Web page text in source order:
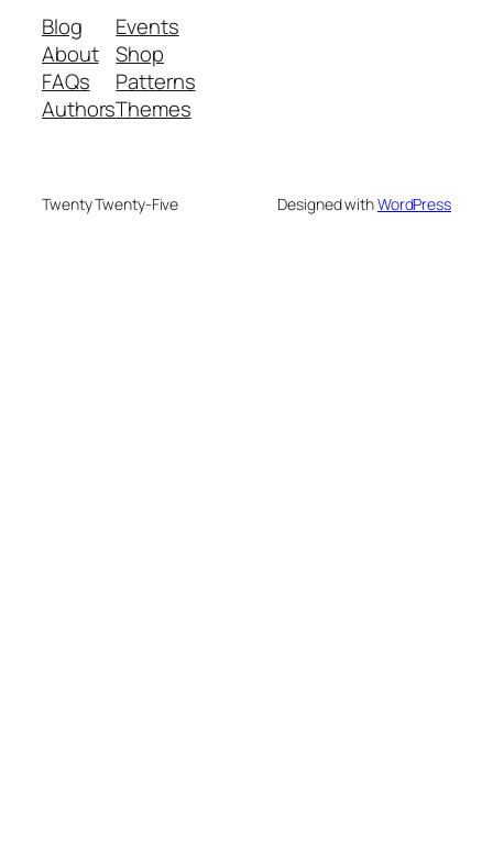
Blog
About
FAQs
Authors
Events
Shop
Patterns
Themes
Twenty Twenty-Five Designed withWordPress